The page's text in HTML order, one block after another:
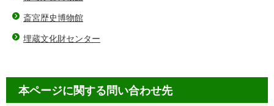
斎宮歴史博物館
埋蔵文化財センター
本ページに関する問い合わせ先